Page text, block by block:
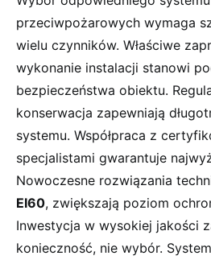
przeciwpożarowych wymaga
wielu czynników. Właściwe
wykonanie instalacji stanowi
bezpieczeństwa obiektu.
konserwacja zapewniają
systemu. Współpraca z
specjalistami gwarantuje
Nowoczesne rozwiązania
EI60, zwiększają poziom
Inwestycja w wysokiej jakości
konieczność, nie wybór.